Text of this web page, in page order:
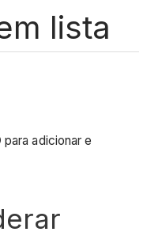
lista
para adicionar e